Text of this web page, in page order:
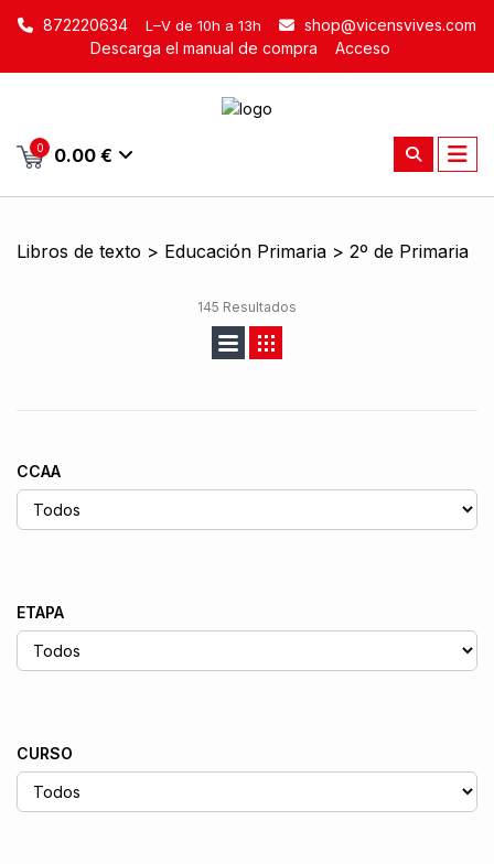
872220634 L–V de 10h a 13h
shop@vicensvives.com
Descarga el manual de compra
Acceso
0 0.00 €
Libros de texto > Educación Primaria > 2º de Primaria
145 Resultados
CCAA
ETAPA
CURSO